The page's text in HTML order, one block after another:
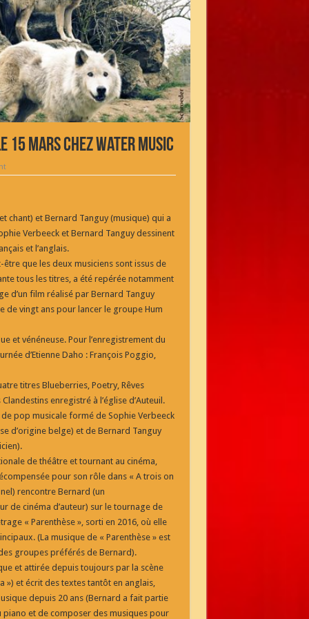
15 mars chez Water Music
chant) et Bernard Tanguy (musique) qui a
Verbeeck et Bernard Tanguy dessinent
et l’anglais.
être que les deux musiciens sont issus de
tous les titres, a été repérée notamment
d’un film réalisé par Bernard Tanguy
de vingt ans pour lancer le groupe Hum
et vénéneuse. Pour l’enregistrement du
d’Etienne Daho : François Poggio,
titres Blueberries, Poetry, Rêves
enregistré à l’église d’Auteuil.
pop musicale formé de Sophie Verbeeck
d’origine belge) et de Bernard Tanguy
de théâtre et tournant au cinéma,
pour son rôle dans « A trois on
rencontre Bernard (un
de cinéma d’auteur) sur le tournage de
« Parenthèse », sorti en 2016, où elle
(La musique de « Parenthèse » est
groupes préférés de Bernard).
et attirée depuis toujours par la scène
») et écrit des textes tantôt en anglais,
depuis 20 ans (Bernard a fait partie
piano et de composer des musiques pour